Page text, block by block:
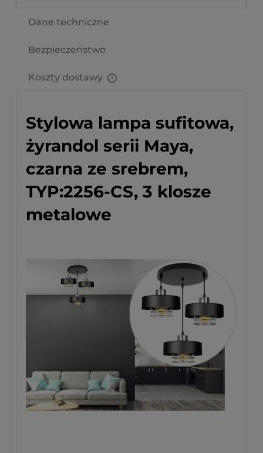
Dane techniczne
Bezpieczeństwo
Koszty dostawy
Stylowa lampa sufitowa,
żyrandol serii Maya,
czarna ze srebrem,
TYP:2256-CS, 3 klosze
metalowe